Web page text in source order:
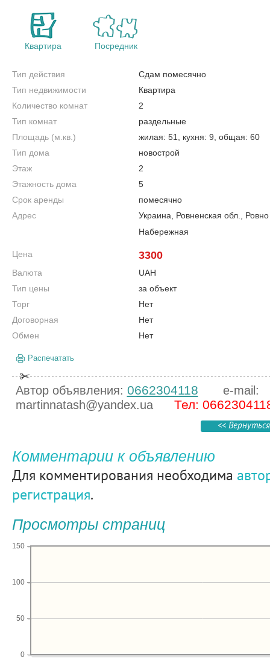
Квартира Посредник
Тип действия
Сдам помесячно
Тип недвижимости
Квартира
Количество комнат
2
Тип комнат
раздельные
Площадь (м.кв.)
жилая: 51, кухня: 9, общая: 60
Тип дома
новострой
Этаж
2
Этажность дома
5
Срок аренды
помесячно
Адрес
Украина, Ровненская обл., Ровно
Набережная
Цена 3300
Валюта
UAH
Тип цены
за объект
Торг
Нет
Договорная
Нет
Обмен
Нет
Распечатать
Автор объявления: 0662304118
e-mail:
martinnatash@yandex.ua
Тел:
<<
Комментарии к объявлению
Для комментирования необходима
регистрация.
Просмотры страниц
0
50
100
150